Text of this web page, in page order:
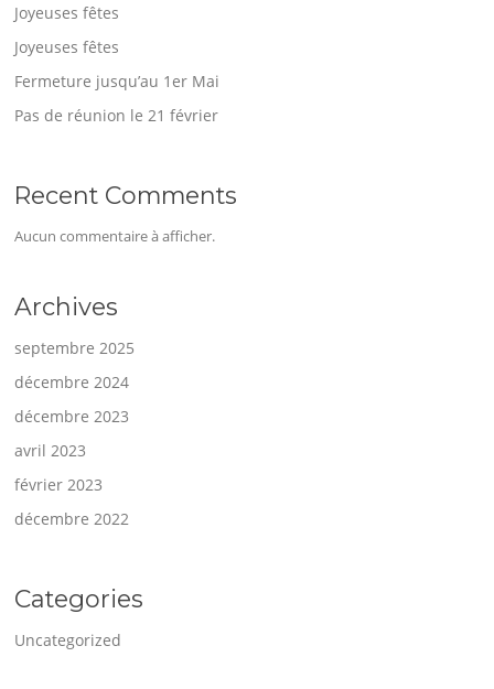
Joyeuses fêtes
Joyeuses fêtes
Fermeture jusqu’au 1er Mai
Pas de réunion le 21 février
Recent Comments
Aucun commentaire à afficher.
Archives
septembre 2025
décembre 2024
décembre 2023
avril 2023
février 2023
décembre 2022
Categories
Uncategorized